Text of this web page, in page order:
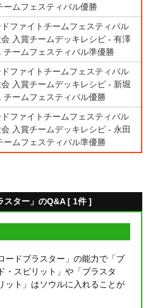
ームフェスティバル優勝
ファイトチームフェスティバル
入賞チームデッキレシピ - 有澤
チームフェスティバル準優勝
ファイトチームフェスティバル
入賞チームデッキレシピ - 新堀
チームフェスティバル優勝
ファイトチームフェスティバル
入賞チームデッキレシピ - 永田
ームフェスティバル準優勝
スター」のQ&A [ 1件 ]
ードブラスター」の能力で「ブ
・スピリット」や「ブラスタ
ット」はソウルに入れることが